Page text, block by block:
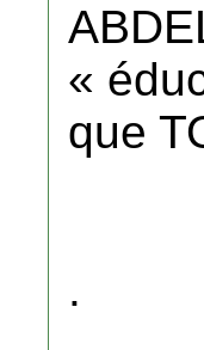
«
que
.